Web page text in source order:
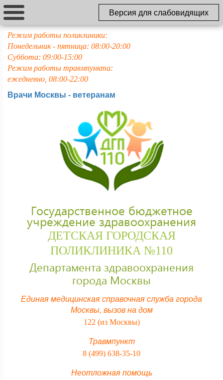
Версия для слабовидящих
Режим работы поликлиники:
Понедельник - пятница: 08:00-20:00
Суббота: 09:00-15:00
Режим работы травмпункта:
ежедневно, 08:00-22:00
Врачи Москвы - ветеранам
Государственное бюджетное
учреждение здравоохранения
ДЕТСКАЯ ГОРОДСКАЯ
ПОЛИКЛИНИКА №110
Департамента здравоохранения
города Москвы
Единая медицинская справочная служба города
Москвы, вызов на дом
122 (из Москвы)
Травмпункт
8 (499) 638-35-10
Неотложная помощь